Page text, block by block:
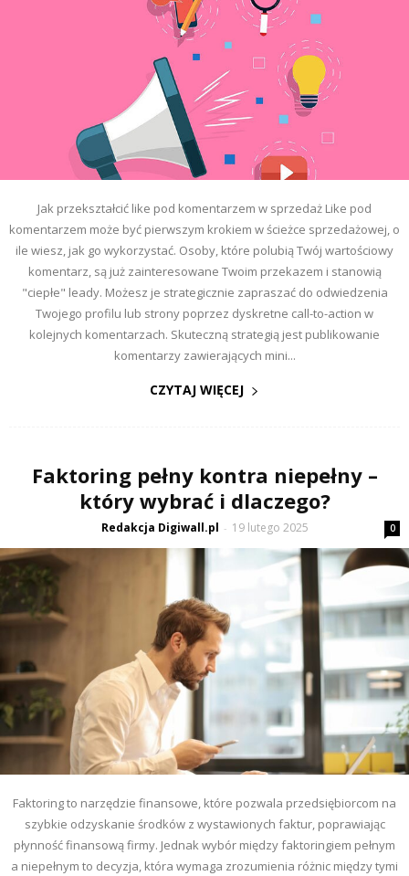
Jak przekształcić like pod komentarzem w sprzedaż Like pod
komentarzem może być pierwszym krokiem w ścieżce sprzedażowej, o
ile wiesz, jak go wykorzystać. Osoby, które polubią Twój wartościowy
komentarz, są już zainteresowane Twoim przekazem i stanowią
"ciepłe" leady. Możesz je strategicznie zapraszać do odwiedzenia
Twojego profilu lub strony poprzez dyskretne call-to-action w
kolejnych komentarzach. Skuteczną strategią jest publikowanie
komentarzy zawierających mini...
CZYTAJ WIĘCEJ
Faktoring pełny kontra niepełny –
który wybrać i dlaczego?
Redakcja Digiwall.pl - 19 lutego 2025 0
Faktoring to narzędzie finansowe, które pozwala przedsiębiorcom na
szybkie odzyskanie środków z wystawionych faktur, poprawiając
płynność finansową firmy. Jednak wybór między faktoringiem pełnym
a niepełnym to decyzja, która wymaga zrozumienia różnic między tymi